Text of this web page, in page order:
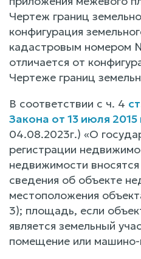
Чертеж границ
конфигурация
кадастровым номером
отличается от
Чертеже границ
В соответствии с ч. 4
Закона от 13 июля
04.08.2023г.) «О
регистрации
недвижимости
сведения об объекте
местоположения
3); площадь, если
является земельный
помещение или